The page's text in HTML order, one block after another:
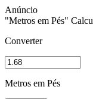
"Metros em Pés"
Converter
Metros em Pés